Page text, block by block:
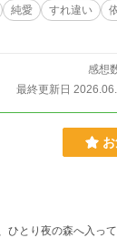
純愛 すれ違い
感想
最終更新日
ひとり夜の森へ入っ